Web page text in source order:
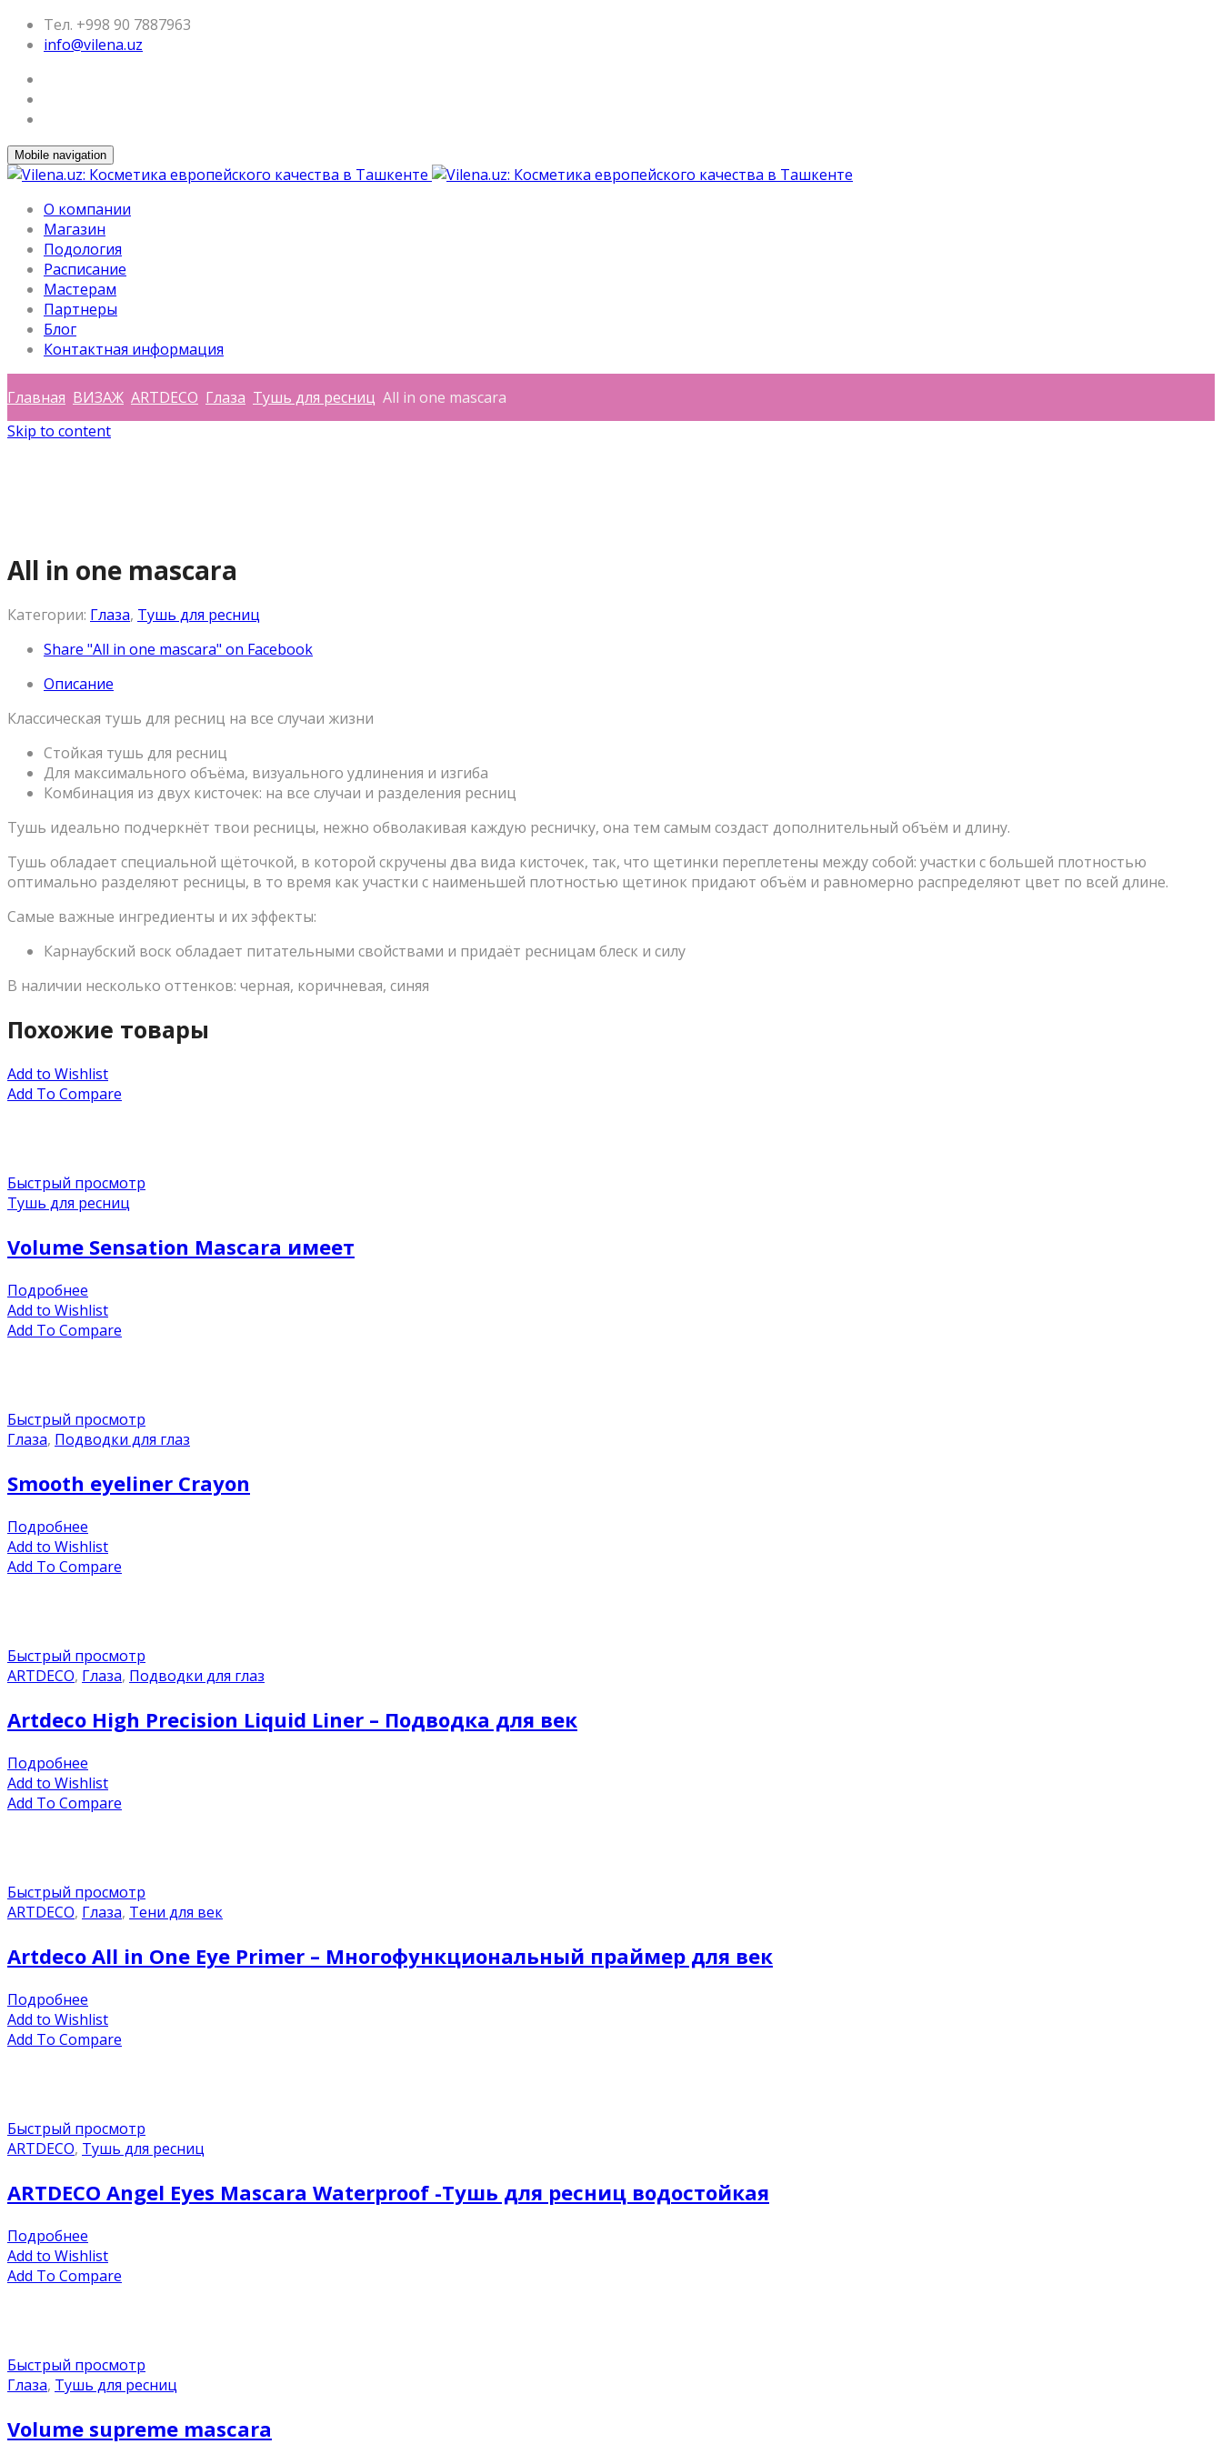
Тел. +998 90 7887963
info@vilena.uz
Mobile navigation
О компании
Магазин
Подология
Расписание
Мастерам
Партнеры
Блог
Контактная информация
Главная ВИЗАЖ ARTDECO Глаза Тушь для ресниц All in one mascara
Skip to content
All in one mascara
Категории: Глаза, Тушь для ресниц
Share "All in one mascara" on Facebook
Описание
Классическая тушь для ресниц на все случаи жизни
Стойкая тушь для ресниц
Для максимального объёма, визуального удлинения и изгиба
Комбинация из двух кисточек: на все случаи и разделения ресниц
Тушь идеально подчеркнёт твои ресницы, нежно обволакивая каждую ресничку, она тем самым создаст дополнительный объём и длину.
Тушь обладает специальной щёточкой, в которой скручены два вида кисточек, так, что щетинки переплетены между собой: участки с большей плотностью
оптимально разделяют ресницы, в то время как участки с наименьшей плотностью щетинок придают объём и равномерно распределяют цвет по всей длине.
Самые важные ингредиенты и их эффекты:
Карнаубский воск обладает питательными свойствами и придаёт ресницам блеск и силу
В наличии несколько оттенков: черная, коричневая, синяя
Похожие товары
Add to Wishlist
Add To Compare
Быстрый просмотр
Тушь для ресниц
Volume Sensation Mascara имеет
Подробнее
Add to Wishlist
Add To Compare
Быстрый просмотр
Глаза, Подводки для глаз
Smooth eyeliner Crayon
Подробнее
Add to Wishlist
Add To Compare
Быстрый просмотр
ARTDECO, Глаза, Подводки для глаз
Artdeco High Precision Liquid Liner – Подводка для век
Подробнее
Add to Wishlist
Add To Compare
Быстрый просмотр
ARTDECO, Глаза, Тени для век
Artdeco All in One Eye Primer – Многофункциональный праймер для век
Подробнее
Add to Wishlist
Add To Compare
Быстрый просмотр
ARTDECO, Тушь для ресниц
ARTDECO Angel Eyes Mascara Waterproof -Тушь для ресниц водостойкая
Подробнее
Add to Wishlist
Add To Compare
Быстрый просмотр
Глаза, Тушь для ресниц
Volume supreme mascara